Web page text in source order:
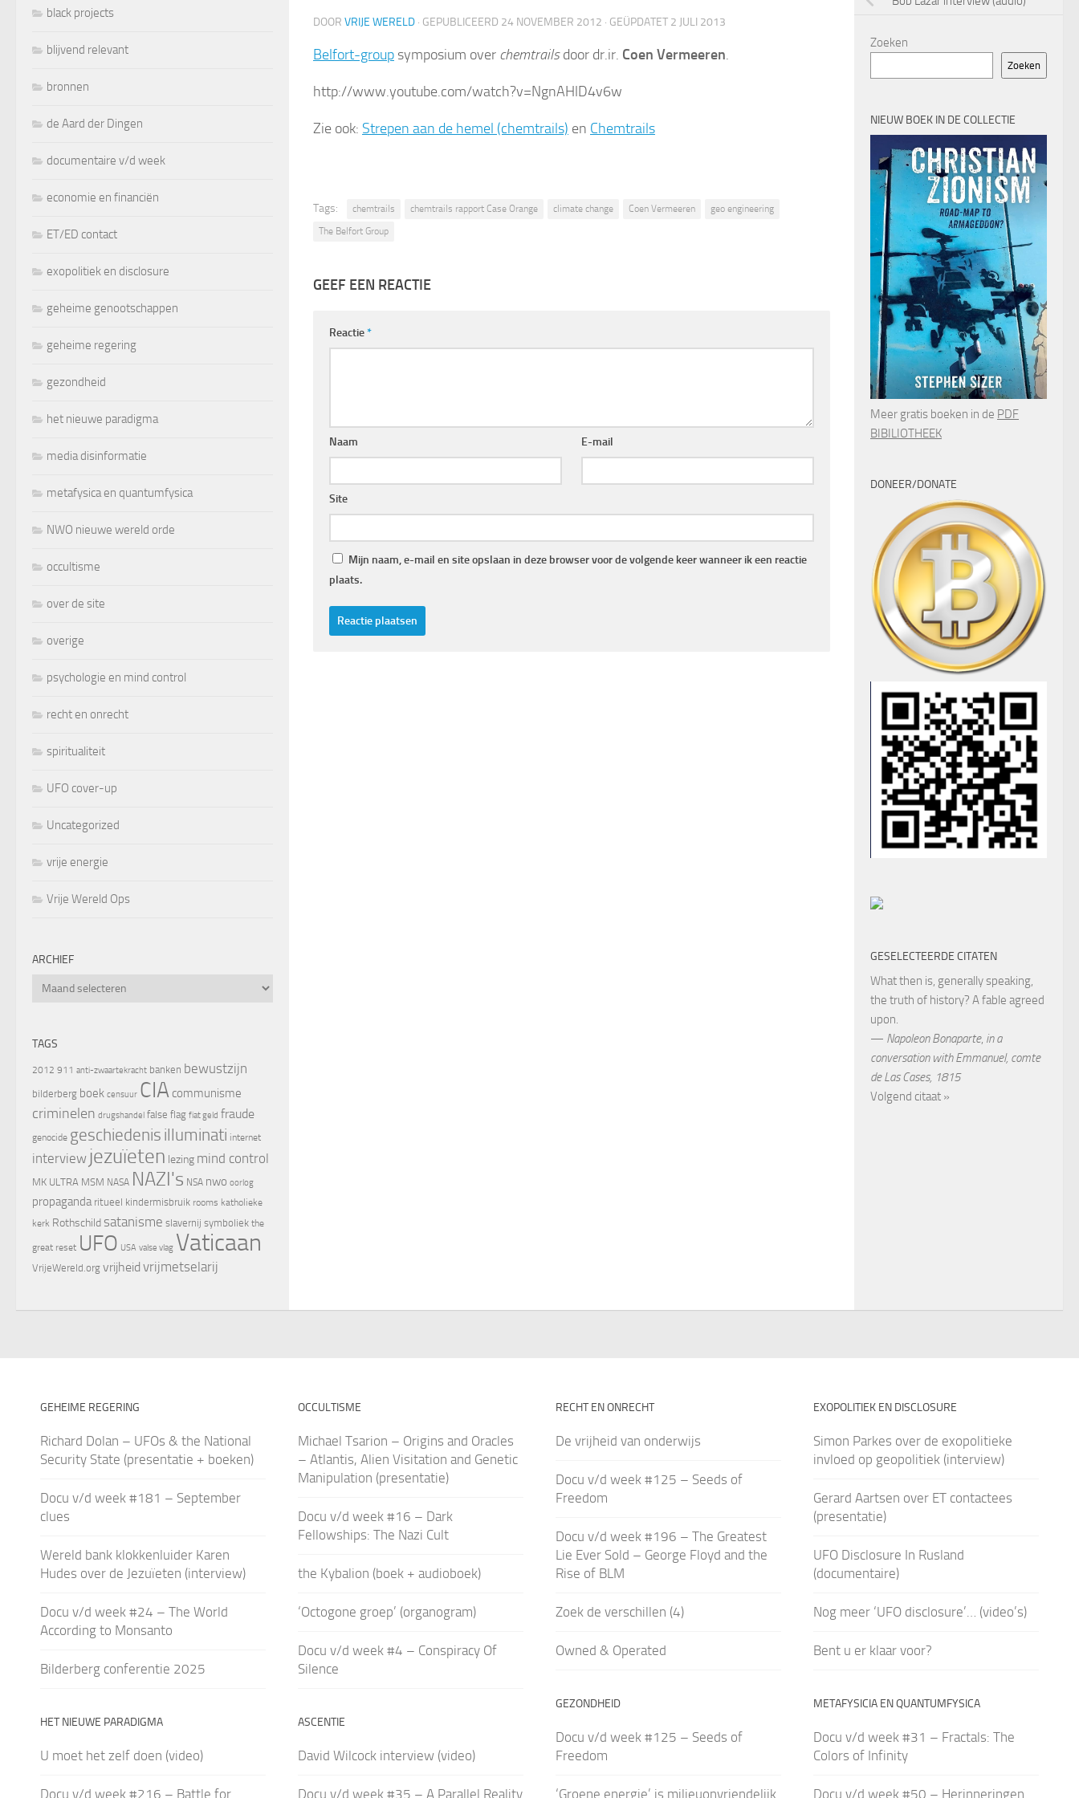
DOOR VRIJE WERELD · GEPUBLICEERD 24 NOVEMBER 2012 · GEÜPDATET 2 JULI 2013
Belfort-group symposium over chemtrailsdoor dr.ir. Coen Vermeeren.
http://www.youtube.com/watch?v=NgnAHlD4v6w
Zie ook: Strepen aan de hemel (chemtrails) en Chemtrails
Tags: chemtrails chemtrails rapport Case Orange climate change Coen Vermeeren
geo engineering
The Belfort Group
GEEF EEN REACTIE
Reactie*
Naam E-mail
Site
Mijn naam, e-mail en site opslaan in deze browser voor de volgende keer wanneer ik een reactie
plaats.
black projects
blijvend relevant
bronnen
de Aard der Dingen
documentaire v/d week
economie en financiën
ET/ED contact
exopolitiek en disclosure
geheime genootschappen
geheime regering
gezondheid
het nieuwe paradigma
media disinformatie
metafysica en quantumfysica
NWO nieuwe wereld orde
occultisme
over de site
overige
psychologie en mind control
recht en onrecht
spiritualiteit
UFO cover-up
Uncategorized
vrije energie
Vrije Wereld Ops
ARCHIEF
Archief
TAGS
2012 911 anti-zwaartekracht banken bewustzijn
bilderberg boek censuur CIA communisme
criminelen drugshandel false flag fiat geld fraude
genocide geschiedenis illuminati internet
interview jezuïeten lezing mind control
MK ULTRA MSM NASA NAZI's NSA nwo oorlog
propaganda ritueel kindermisbruik rooms katholieke
kerk Rothschild satanisme slavernij symboliek the
great reset UFO USA valse vlag Vaticaan
VrijeWereld.org vrijheid vrijmetselarij
Zoeken
Zoeken
NIEUW BOEK IN DE COLLECTIE
Meer gratis boeken in de PDF
BIBILIOTHEEK
DONEER/DONATE
GESELECTEERDE CITATEN
What then is, generally speaking,
the truth of history? A fable agreed
upon.
— Napoleon Bonaparte, in a
conversation with Emmanuel, comte
de Las Cases, 1815
Volgend citaat »
GEHEIME REGERING
Richard Dolan – UFOs & the National
Security State (presentatie + boeken)
Docu v/d week #181 – September
clues
Wereld bank klokkenluider Karen
Hudes over de Jezuïeten (interview)
Docu v/d week #24 – The World
According to Monsanto
Bilderberg conferentie 2025
HET NIEUWE PARADIGMA
U moet het zelf doen (video)
Docu v/d week #216 – Battle for
OCCULTISME
Michael Tsarion – Origins and Oracles
– Atlantis, Alien Visitation and Genetic
Manipulation (presentatie)
Docu v/d week #16 – Dark
Fellowships: The Nazi Cult
the Kybalion (boek + audioboek)
‘Octogone groep’ (organogram)
Docu v/d week #4 – Conspiracy Of
Silence
ASCENTIE
David Wilcock interview (video)
Docu v/d week #35 – A Parallel Reality
RECHT EN ONRECHT
De vrijheid van onderwijs
Docu v/d week #125 – Seeds of
Freedom
Docu v/d week #196 – The Greatest
Lie Ever Sold – George Floyd and the
Rise of BLM
Zoek de verschillen (4)
Owned & Operated
GEZONDHEID
Docu v/d week #125 – Seeds of
Freedom
‘Groene energie’ is milieuonvriendelijk
EXOPOLITIEK EN DISCLOSURE
Simon Parkes over de exopolitieke
invloed op geopolitiek (interview)
Gerard Aartsen over ET contactees
(presentatie)
UFO Disclosure In Rusland
(documentaire)
Nog meer ‘UFO disclosure’… (video’s)
Bent u er klaar voor?
METAFYSICIA EN QUANTUMFYSICA
Docu v/d week #31 – Fractals: The
Colors of Infinity
Docu v/d week #50 – Herinneringen